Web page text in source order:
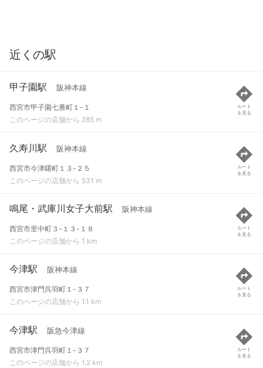
近くの駅
甲子園駅 阪神本線
西宮市甲子園七番町１-１
このページの店舗から 285 m
ルート
を見る
久寿川駅 阪神本線
西宮市今津曙町１３-２５
このページの店舗から 531 m
ルート
を見る
鳴尾・武庫川女子大前駅 阪神本線
西宮市里中町３-１３-１８
このページの店舗から 1 km
ルート
を見る
今津駅 阪神本線
西宮市津門呉羽町１-３７
このページの店舗から 1.1 km
ルート
を見る
今津駅 阪急今津線
西宮市津門呉羽町１-３７
このページの店舗から 1.2 km
ルート
を見る